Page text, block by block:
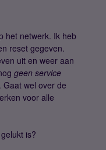
het netwerk. Ik heb
reset gegeven.
uit en weer aan
geen service
Gaat wel over de
voor alle
is?